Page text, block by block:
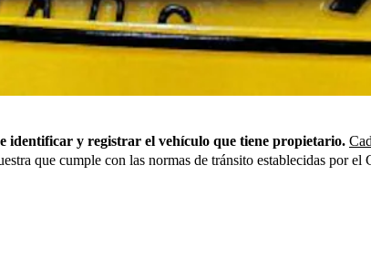
identificar y registrar el vehículo que tiene propietario.
que cumple con las normas de tránsito establecidas por